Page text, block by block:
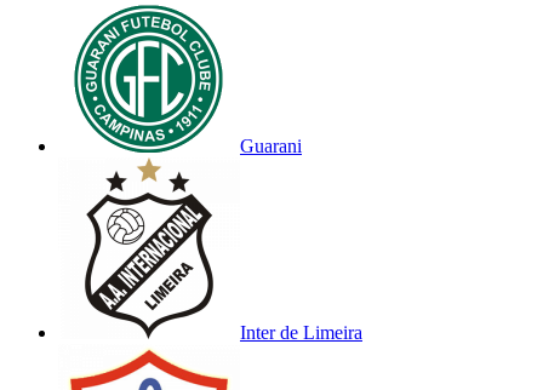
Guarani
Inter de Limeira